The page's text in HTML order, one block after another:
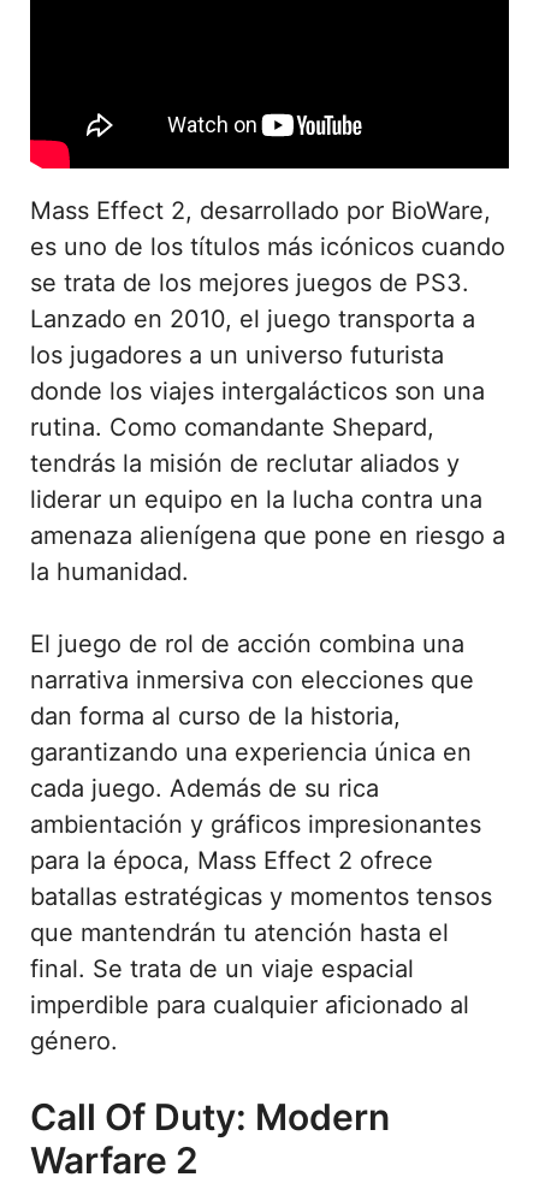
Mass Effect 2, desarrollado por BioWare,
es uno de los títulos más icónicos cuando
se trata de los mejores juegos de PS3.
Lanzado en 2010, el juego transporta a
los jugadores a un universo futurista
donde los viajes intergalácticos son una
rutina. Como comandante Shepard,
tendrás la misión de reclutar aliados y
liderar un equipo en la lucha contra una
amenaza alienígena que pone en riesgo a
la humanidad.
El juego de rol de acción combina una
narrativa inmersiva con elecciones que
dan forma al curso de la historia,
garantizando una experiencia única en
cada juego. Además de su rica
ambientación y gráficos impresionantes
para la época, Mass Effect 2 ofrece
batallas estratégicas y momentos tensos
que mantendrán tu atención hasta el
final. Se trata de un viaje espacial
imperdible para cualquier aficionado al
género.
Call Of Duty: Modern
Warfare 2